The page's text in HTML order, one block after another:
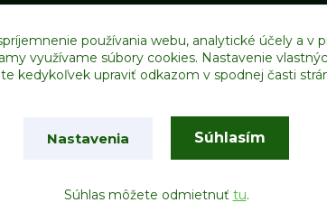
používania webu, analytické účely a v
využívame súbory cookies. Nastavenie
kedykoľvek upraviť odkazom v spodnej časti
Nastavenia Súhlasím
Súhlas môžete odmietnuť tu.